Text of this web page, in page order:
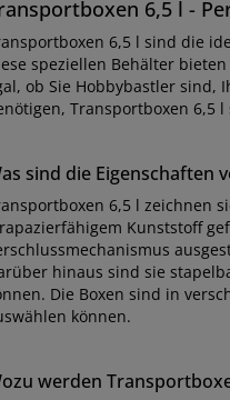
6,5 l -
6,5 l sind die
speziellen Behälter
ob Sie Hobbybastler
Transportboxen 6,5
sind die Eigenschaften
6,5 l zeichnen
Kunststoff
hinaus sind sie
Die Boxen sind in
können.
werden